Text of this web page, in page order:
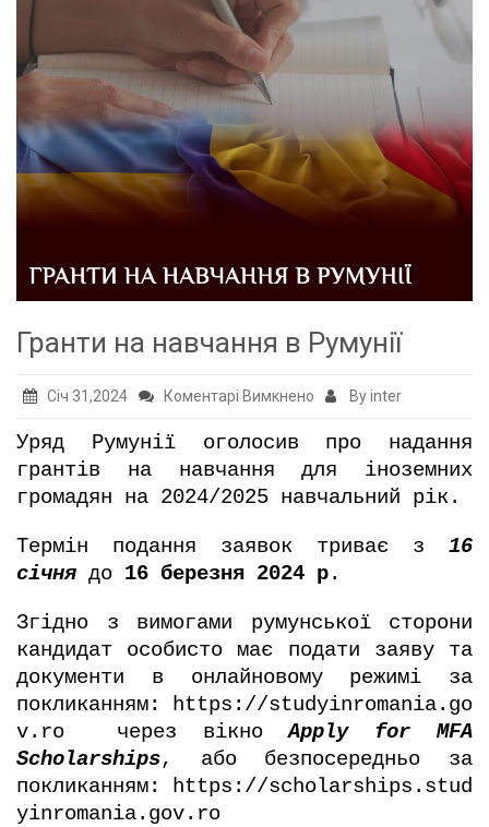
Гранти на навчання в Румунії
Січ 31,2024 Коментарі Вимкнено до
на
навчання
в
By inter
Уряд Румунії оголосив про надання
грантів на навчання для іноземних
громадян на 2024/2025 навчальний рік.
Термін подання заявок триває з 16
січня до 16 березня 2024 р.
Згідно з вимогами румунської сторони
кандидат особисто має подати заяву та
документи в онлайновому режимі за
покликанням: https://studyinromania.go
v.ro через вікноApply for MFA
Scholarships, або безпосередньо за
покликанням: https://scholarships.stud
yinromania.gov.ro